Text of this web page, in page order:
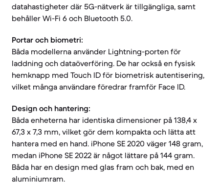
datahastigheter där 5G-nätverk är tillgängliga, samt
behåller Wi-Fi 6 och Bluetooth 5.0.
Portar och biometri:
Båda modellerna använder Lightning-porten för
laddning och dataöverföring. De har också en fysisk
hemknapp med Touch ID för biometrisk autentisering,
vilket många användare föredrar framför Face ID.
Design och hantering:
Båda enheterna har identiska dimensioner på 138,4 x
67,3 x 7,3 mm, vilket gör dem kompakta och lätta att
hantera med en hand. iPhone SE 2020 väger 148 gram,
medan iPhone SE 2022 är något lättare på 144 gram.
Båda har en design med glas fram och bak, med en
aluminiumram.